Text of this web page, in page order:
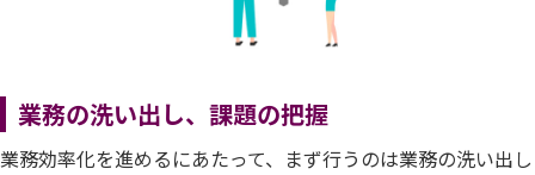
業務の洗い出し、課題の把握
業務効率化を進めるにあたって、まず行うのは業務の洗い出し